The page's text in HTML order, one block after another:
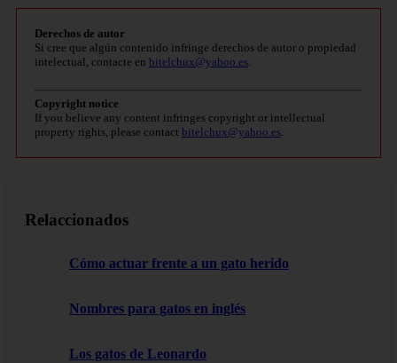
Derechos de autor
Si cree que algún contenido infringe derechos de autor o propiedad
intelectual, contacte en bitelchux@yahoo.es.
Copyright notice
If you believe any content infringes copyright or intellectual
property rights, please contact bitelchux@yahoo.es.
Relaccionados
Cómo actuar frente a un gato herido
Nombres para gatos en inglés
Los gatos de Leonardo